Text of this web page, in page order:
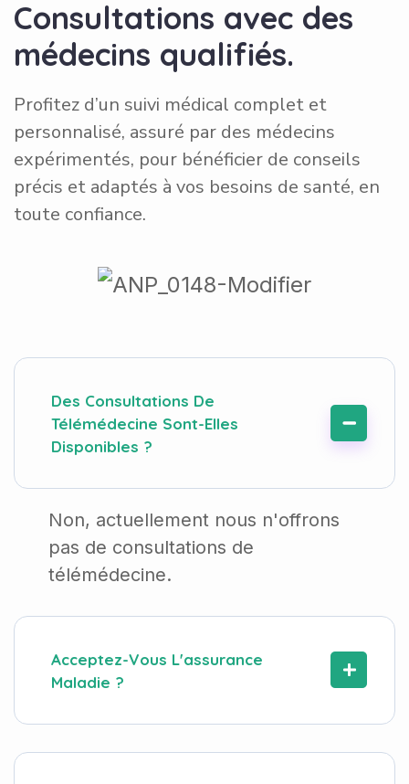
Consultations avec des
médecins qualifiés.
Profitez d’un suivi médical complet et
personnalisé, assuré par des médecins
expérimentés, pour bénéficier de conseils
précis et adaptés à vos besoins de santé, en
toute confiance.
Des Consultations De
Télémédecine Sont-Elles
Disponibles ?
Non, actuellement nous n'offrons
pas de consultations de
télémédecine.
Acceptez-Vous L'assurance
Maladie ?